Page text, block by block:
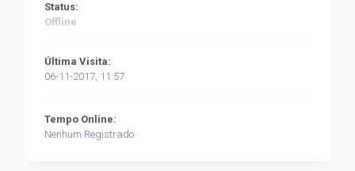
Status:
Offline
Última Visita:
06-11-2017, 11:57
Tempo Online:
Nenhum Registrado